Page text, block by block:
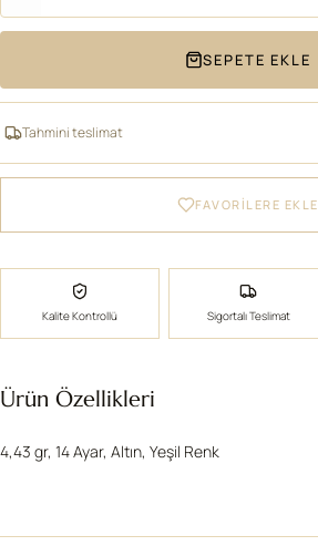
SEPETE EKLE
Tahmini teslimat
FAVORİLERE EKLE
Kalite Kontrollü Sigortalı Teslimat
Ürün Özellikleri
4,43 gr, 14 Ayar, Altın, Yeşil Renk